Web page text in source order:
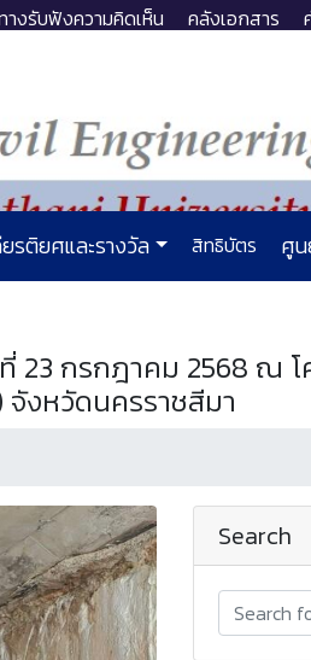
างรับฟังความคิดเห็น คลังเอกสาร
รติยศและรางวัล สิทธิบัตร ศู
กรกฎาคม 2568 ณ โ
งหวัดนครราชสีมา
Search